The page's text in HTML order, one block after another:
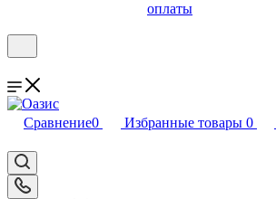
оплаты
Сравнение0 Избранные товары 0